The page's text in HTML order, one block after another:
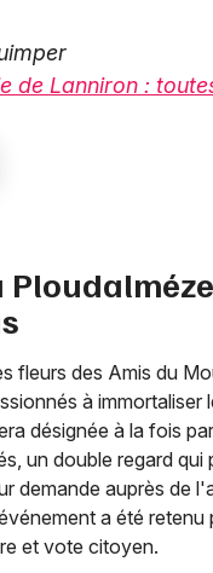
de Lanniron :
fleurs des Amis du
à
désignée à la fois
un double regard
demande auprès de
a été
et vote citoyen.